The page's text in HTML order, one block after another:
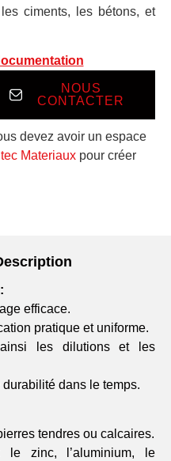
ciments, les bétons, et
NOUS
CONTACTER
devez avoir un espace
Materiaux pour créer
efficace.
pratique et uniforme.
les dilutions et les
dans le temps.
tendres ou calcaires.
zinc, l’aluminium, le